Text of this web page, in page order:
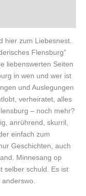
hier zum Liebesnest.
Flensburg”
liebenswerten Seiten
in wen und wer ist
und Auslegungen
verheiratet, alles
– noch mehr?
anrührend, skurril,
einfach zum
Geschichten, auch
Minnesang op
selber schuld. Es ist